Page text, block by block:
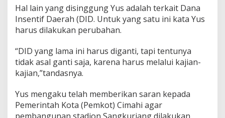
S
t
a
i
o
n
r
t
a
Hal lain yang disinggung Yus adalah terkait Dana
Insentif Daerah (DID. Untuk yang satu ini kata Yus
harus dilakukan perubahan.
“DID yang lama ini harus diganti, tapi tentunya
tidak asal ganti saja, karena harus melalui kajian-
kajian,”tandasnya.
Yus mengaku telah memberikan saran kepada
Pemerintah Kota (Pemkot) Cimahi agar